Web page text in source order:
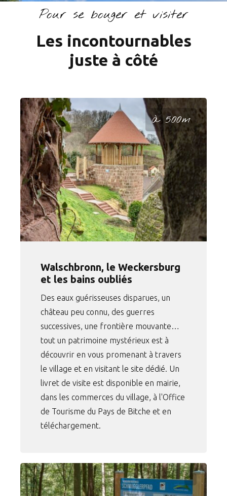
Pour se bouger et visiter
Les incontournables
juste à côté
à 500m
Walschbronn, le Weckersburg
et les bains oubliés
Des eaux guérisseuses disparues, un
château peu connu, des guerres
successives, une frontière mouvante…
tout un patrimoine mystérieux est à
découvrir en vous promenant à travers
le village et en visitant le site dédié. Un
livret de visite est disponible en mairie,
dans les commerces du village, à l'Office
de Tourisme du Pays de Bitche et en
téléchargement.